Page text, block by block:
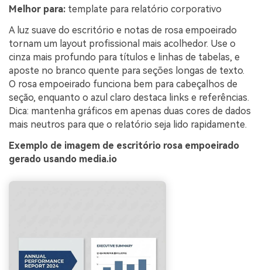
Melhor para: template para relatório corporativo
A luz suave do escritório e notas de rosa empoeirado
tornam um layout profissional mais acolhedor. Use o
cinza mais profundo para títulos e linhas de tabelas, e
aposte no branco quente para seções longas de texto.
O rosa empoeirado funciona bem para cabeçalhos de
seção, enquanto o azul claro destaca links e referências.
Dica: mantenha gráficos em apenas duas cores de dados
mais neutros para que o relatório seja lido rapidamente.
Exemplo de imagem de escritório rosa empoeirado
gerado usando media.io